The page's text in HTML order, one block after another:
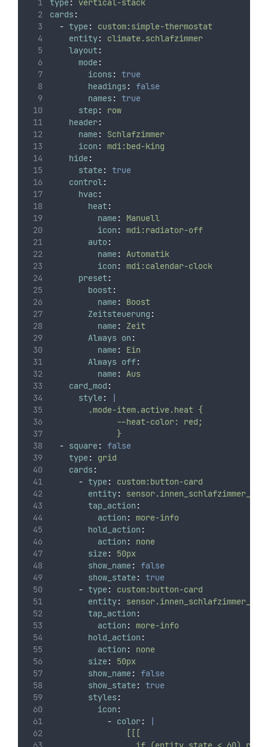
type:
vertical-stack
cards:
- type:
custom:simple-thermostat
entity:
climate.schlafzimmer
layout:
mode:
icons: true
headings:
false
names: true
step:
row
header:
name:
Schlafzimmer
icon :
mdi:bed-king
hide:
state: true
control:
hvac :
heat:
name:
Manuell
icon :
mdi:radiator-off
auto:
name:
Automatik
icon :
mdi:calendar-clock
preset:
boost:
name:
Boost
Zeitsteuerung :
name:
Zeit
Always on :
name:
Ein
Always off:
name:
Aus
card_mod :
style:
|
        .mode-item.active.heat {
              --heat-color: red;
              }
- square:
false
type:
grid
cards:
- type:
custom:button-card
entity:
tap_action :
action :
more-info
hold_action :
action :
none
size:
50px
show_name:
false
show_state: true
- type:
custom:button-card
entity:
tap_action :
action :
more-info
hold_action :
action :
none
size:
50px
show_name:
false
show_state: true
styles:
icon :
- color:
|
                [[[